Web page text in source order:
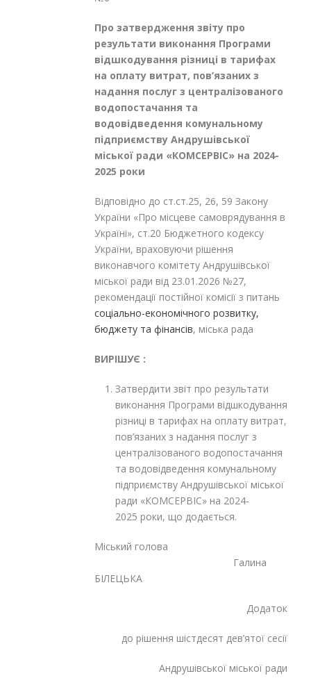
Про затвердження звіту про
результати виконання Програми
відшкодування різниці в тарифах
на оплату витрат, пов’язаних з
надання послуг з централізованого
водопостачання та
водовідведення комунальному
підприємству Андрушівської
міської ради «КОМСЕРВІС» на 2024-
2025 роки
Відповідно до ст.ст.25, 26, 59 Закону
України «Про місцеве самоврядування в
Україні», ст.20 Бюджетного кодексу
України, враховуючи рішення
виконавчого комітету Андрушівської
міської ради від 23.01.2026 №27,
рекомендації постійної комісії з питань
соціально-економічного розвитку,
бюджету та фінансів, міська рада
ВИРІШУЄ :
Затвердити звіт про результати
виконання Програми відшкодування
різниці в тарифах на оплату витрат,
пов’язаних з надання послуг з
централізованого водопостачання
та водовідведення комунальному
підприємству Андрушівської міської
ради «КОМСЕРВІС» на 2024-
2025 роки, що додається.
Міський голова
Галина
БІЛЕЦЬКА
Додаток
до рішення шістдесят дев’ятої сесії
Андрушівської міської ради